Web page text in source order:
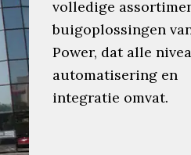
volledige
buigoplossingen
Power, dat alle
automatisering en
integratie omvat.